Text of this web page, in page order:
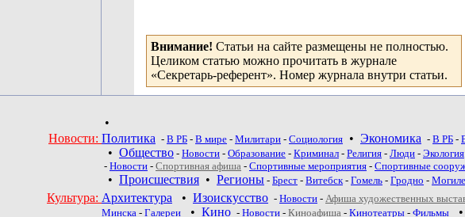
Внимание! Статьи на сайте размещены не полностью.
Целиком статью можно прочитать в журнале
«Секретарь-референт». Номер журнала внутри статьи.
•
Новости: Политика - В РБ - В мире - Милитари - Социология • Экономика - В РБ -
• Общество - Новости - Образование - Криминал - Религия - Люди - Экология
- Новости - Спортивная афиша - Спортивные мероприятия - Спортивные
• Происшествия • Регионы - Брест - Витебск- Гомель - Гродно -
Культура: Архитектура • Изоискусство - Новости - Афиша художественных
Минска - Галереи • Кино - Новости - Киноафиша - Кинотеатры - Фильмы •